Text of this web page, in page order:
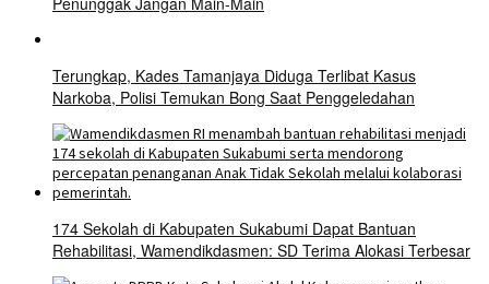
Terungkap, Kades Tamanjaya Diduga Terlibat Kasus
Narkoba, Polisi Temukan Bong Saat Penggeledahan
174 Sekolah di Kabupaten Sukabumi Dapat Bantuan
Rehabilitasi, Wamendikdasmen: SD Terima Alokasi Terbesar